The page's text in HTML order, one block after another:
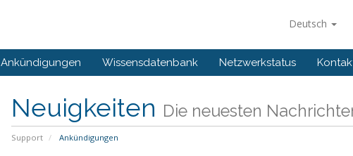
Deutsch
Ankündigungen Wissensdatenbank Netzwerkstatus
Neuigkeiten Die neuesten
Support Ankündigungen